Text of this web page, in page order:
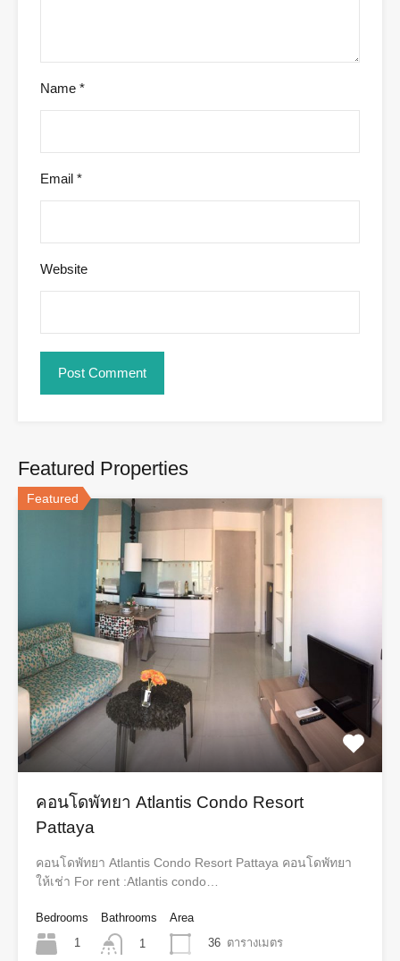
Name *
Email *
Website
Featured Properties
Featured
คอนโดพัทยา Atlantis Condo Resort
Pattaya
คอนโดพัทยา Atlantis Condo Resort Pattaya คอนโดพัทยา
ให้เช่า For rent :Atlantis condo…
Bedrooms
1
Bathrooms
1
Area
36 ตารางเมตร